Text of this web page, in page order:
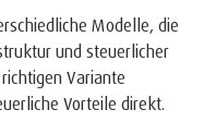
Modelle, die
und steuerlicher
Variante
Vorteile direkt.